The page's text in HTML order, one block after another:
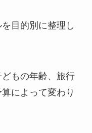
目的別に整理し
もの年齢、旅行
によって変わり